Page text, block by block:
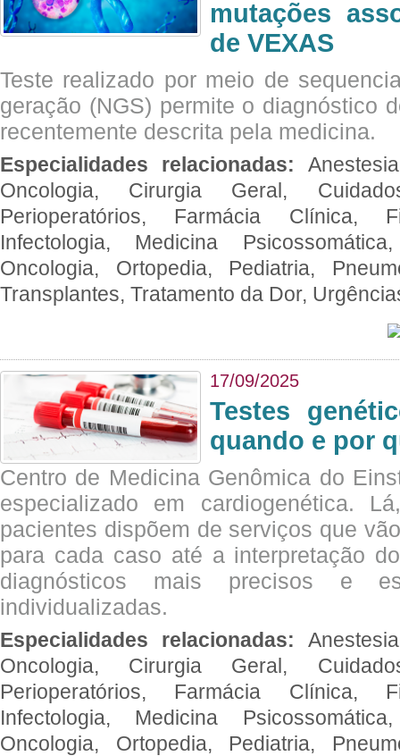
mutações
de VEXAS
Teste realizado por meio de
geração (NGS) permite o diagnóstico
recentemente descrita pela medicina.
Especialidades relacionadas:
Oncologia, Cirurgia Geral,
Perioperatórios, Farmácia Clínica,
Infectologia, Medicina
Oncologia, Ortopedia, Pediatria,
Transplantes, Tratamento da Dor,
17/09/2025
Testes
quando e por
Centro de Medicina Genômica do
especializado em cardiogenética.
pacientes dispõem de serviços que
para cada caso até a interpretação
diagnósticos mais precisos e
individualizadas.
Especialidades relacionadas:
Oncologia, Cirurgia Geral,
Perioperatórios, Farmácia Clínica,
Infectologia, Medicina
Oncologia, Ortopedia, Pediatria,